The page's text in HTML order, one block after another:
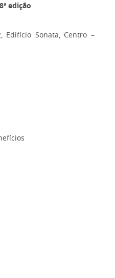
edição
Edifício Sonata, Centro –